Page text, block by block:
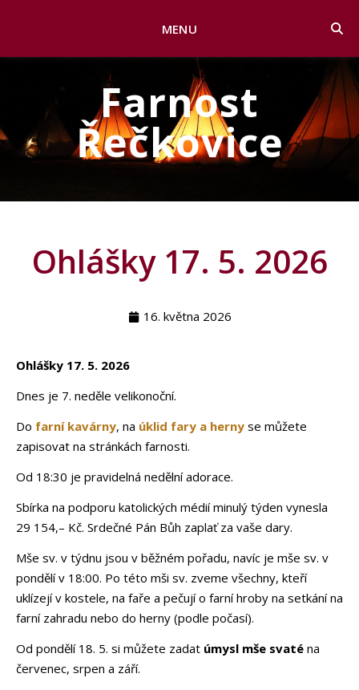
MENU
Farnost
Řečkovice
Ohlášky 17. 5. 2026
16. května 2026
Ohlášky 17. 5. 2026
Dnes je 7. neděle velikonoční.
Do farní kavárny, na úklid fary a herny se můžete
zapisovat na stránkách farnosti.
Od 18:30 je pravidelná nedělní adorace.
Sbírka na podporu katolických médií minulý týden vynesla
29 154,– Kč. Srdečné Pán Bůh zaplať za vaše dary.
Mše sv. v týdnu jsou v běžném pořadu, navíc je mše sv. v
pondělí v 18:00. Po této mši sv. zveme všechny, kteří
uklízejí v kostele, na faře a pečují o farní hroby na setkání na
farní zahradu nebo do herny (podle počasí).
Od pondělí 18. 5. si můžete zadat úmysl mše svaté na
červenec, srpen a září.